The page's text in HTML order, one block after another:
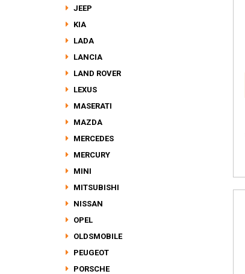
JEEP
KIA
LADA
LANCIA
LAND ROVER
LEXUS
MASERATI
MAZDA
MERCEDES
MERCURY
MINI
MITSUBISHI
NISSAN
OPEL
OLDSMOBILE
PEUGEOT
PORSCHE